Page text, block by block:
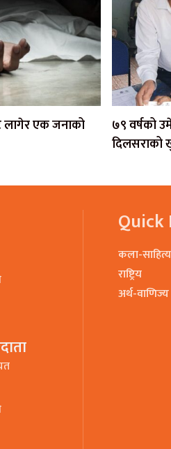
लागेर एक जनाको
७९ वर्षको
दिलसराको
Quick
कला-साहित्य
राष्ट्रिय
अर्थ-वाणिज्य